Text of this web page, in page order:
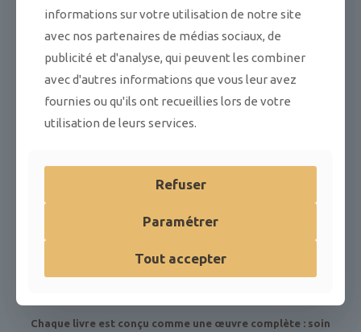
LES P’TITS PÊCHEURS LUMIÈRES du Maître Secret
Chaque livre est conçu comme une œuvre complète : soin
informations sur votre utilisation de notre site
avec nos partenaires de médias sociaux, de
publicité et d'analyse, qui peuvent les combiner
avec d'autres informations que vous leur avez
fournies ou qu'ils ont recueillies lors de votre
utilisation de leurs services.
Refuser
Paramétrer
Tout accepter